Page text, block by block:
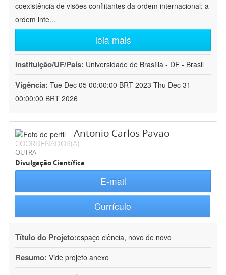
coexistência de visões conflitantes da ordem internacional: a
ordem inte...
leia mais
Instituição/UF/País: Universidade de Brasília - DF - Brasil
Vigência: Tue Dec 05 00:00:00 BRT 2023-Thu Dec 31
00:00:00 BRT 2026
Antonio Carlos Pavao
COORDENADOR(A)
OUTRA
Divulgação Científica
E-mail
Currículo
Título do Projeto:espaço ciência, novo de novo
Resumo: Vide projeto anexo